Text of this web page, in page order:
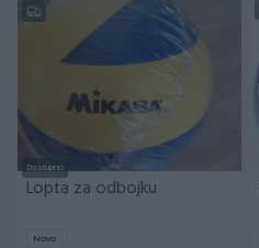
Dostupno
Lopta za odbojku
Novo